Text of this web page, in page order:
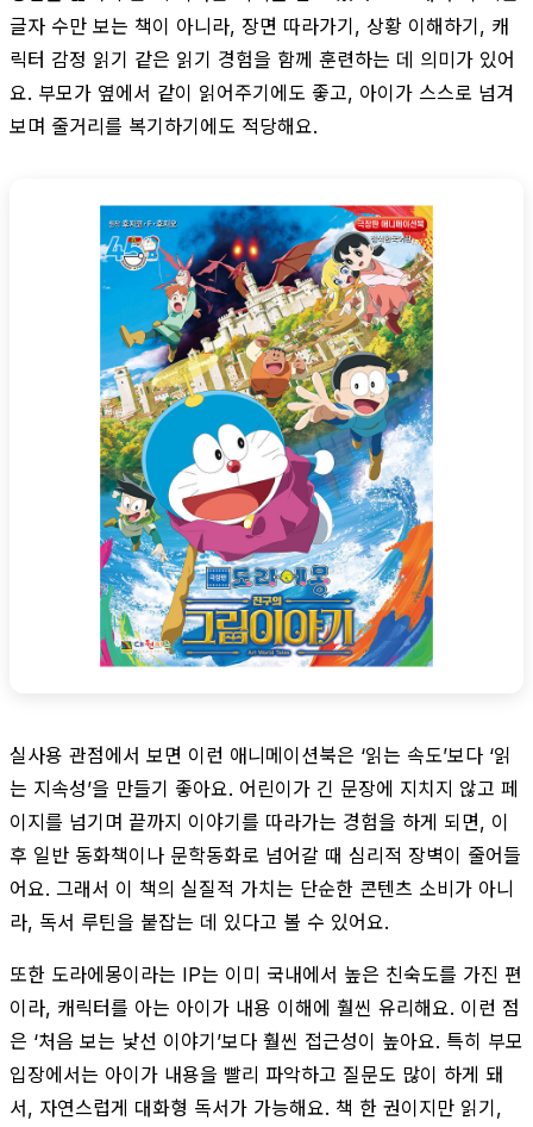
글자 수만 보는 책이 아니라, 장면 따라가기, 상황 이해하기, 캐
릭터 감정 읽기 같은 읽기 경험을 함께 훈련하는 데 의미가 있어
요. 부모가 옆에서 같이 읽어주기에도 좋고, 아이가 스스로 넘겨
보며 줄거리를 복기하기에도 적당해요.
실사용 관점에서 보면 이런 애니메이션북은 ‘읽는 속도’보다 ‘읽
는 지속성’을 만들기 좋아요. 어린이가 긴 문장에 지치지 않고 페
이지를 넘기며 끝까지 이야기를 따라가는 경험을 하게 되면, 이
후 일반 동화책이나 문학동화로 넘어갈 때 심리적 장벽이 줄어들
어요. 그래서 이 책의 실질적 가치는 단순한 콘텐츠 소비가 아니
라, 독서 루틴을 붙잡는 데 있다고 볼 수 있어요.
또한 도라에몽이라는 IP는 이미 국내에서 높은 친숙도를 가진 편
이라, 캐릭터를 아는 아이가 내용 이해에 훨씬 유리해요. 이런 점
은 ‘처음 보는 낯선 이야기’보다 훨씬 접근성이 높아요. 특히 부모
입장에서는 아이가 내용을 빨리 파악하고 질문도 많이 하게 돼
서, 자연스럽게 대화형 독서가 가능해요. 책 한 권이지만 읽기,